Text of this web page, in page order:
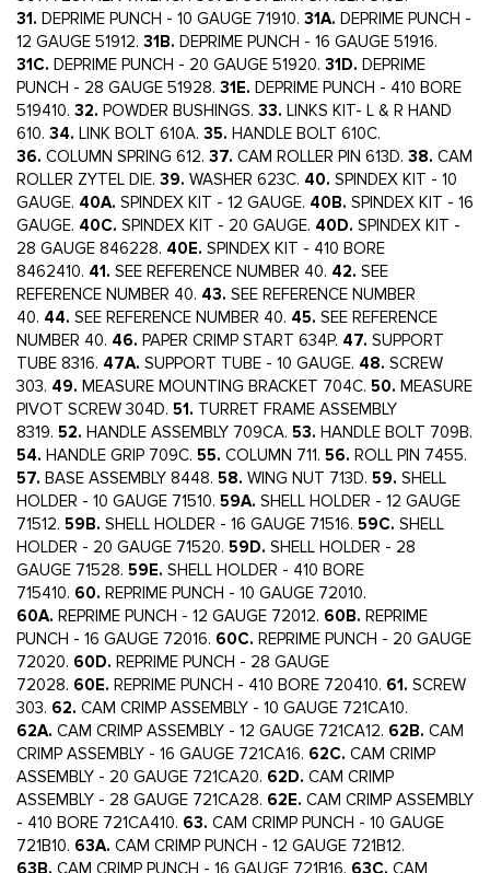
31. DEPRIME PUNCH - 10 GAUGE 71910. 31A. DEPRIME PUNCH -
12 GAUGE 51912. 31B. DEPRIME PUNCH - 16 GAUGE 51916.
31C. DEPRIME PUNCH - 20 GAUGE 51920. 31D. DEPRIME
PUNCH - 28 GAUGE 51928. 31E. DEPRIME PUNCH - 410 BORE
519410. 32. POWDER BUSHINGS. 33. LINKS KIT- L & R HAND
610. 34. LINK BOLT 610A. 35. HANDLE BOLT 610C.
36. COLUMN SPRING 612. 37. CAM ROLLER PIN 613D. 38. CAM
ROLLER ZYTEL DIE. 39. WASHER 623C. 40. SPINDEX KIT - 10
GAUGE. 40A. SPINDEX KIT - 12 GAUGE. 40B. SPINDEX KIT - 16
GAUGE. 40C. SPINDEX KIT - 20 GAUGE. 40D. SPINDEX KIT -
28 GAUGE 846228. 40E. SPINDEX KIT - 410 BORE
8462410. 41. SEE REFERENCE NUMBER 40. 42. SEE
REFERENCE NUMBER 40. 43. SEE REFERENCE NUMBER
40. 44. SEE REFERENCE NUMBER 40. 45. SEE REFERENCE
NUMBER 40. 46. PAPER CRIMP START 634P. 47. SUPPORT
TUBE 8316. 47A. SUPPORT TUBE - 10 GAUGE. 48. SCREW
303. 49. MEASURE MOUNTING BRACKET 704C. 50. MEASURE
PIVOT SCREW 304D. 51. TURRET FRAME ASSEMBLY
8319. 52. HANDLE ASSEMBLY 709CA. 53. HANDLE BOLT 709B.
54. HANDLE GRIP 709C. 55. COLUMN 711. 56. ROLL PIN 7455.
57. BASE ASSEMBLY 8448. 58. WING NUT 713D. 59. SHELL
HOLDER - 10 GAUGE 71510. 59A. SHELL HOLDER - 12 GAUGE
71512. 59B. SHELL HOLDER - 16 GAUGE 71516. 59C. SHELL
HOLDER - 20 GAUGE 71520. 59D. SHELL HOLDER - 28
GAUGE 71528. 59E. SHELL HOLDER - 410 BORE
715410. 60. REPRIME PUNCH - 10 GAUGE 72010.
60A. REPRIME PUNCH - 12 GAUGE 72012. 60B. REPRIME
PUNCH - 16 GAUGE 72016. 60C. REPRIME PUNCH - 20 GAUGE
72020. 60D. REPRIME PUNCH - 28 GAUGE
72028. 60E. REPRIME PUNCH - 410 BORE 720410. 61. SCREW
303. 62. CAM CRIMP ASSEMBLY - 10 GAUGE 721CA10.
62A. CAM CRIMP ASSEMBLY - 12 GAUGE 721CA12. 62B. CAM
CRIMP ASSEMBLY - 16 GAUGE 721CA16. 62C. CAM CRIMP
ASSEMBLY - 20 GAUGE 721CA20. 62D. CAM CRIMP
ASSEMBLY - 28 GAUGE 721CA28. 62E. CAM CRIMP ASSEMBLY
- 410 BORE 721CA410. 63. CAM CRIMP PUNCH - 10 GAUGE
721B10. 63A. CAM CRIMP PUNCH - 12 GAUGE 721B12.
63B. CAM CRIMP PUNCH - 16 GAUGE 721B16. 63C. CAM